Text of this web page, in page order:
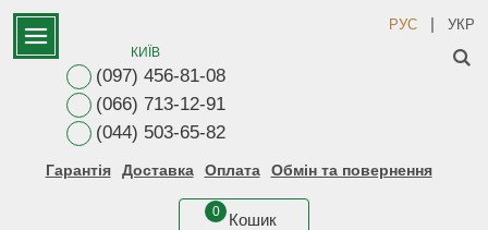
КИЇВ
(097) 456-81-08
(066) 713-12-91
(044) 503-65-82
Гарантія Доставка Оплата Обмін та повернення
0 Кошик
РУС | УКР